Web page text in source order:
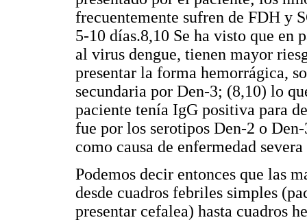
frecuentemente sufren de FDH y
5-10 días.8,10 Se ha visto que en
al virus dengue, tienen mayor
presentar la forma hemorrágica,
secundaria por Den-3; (8,10) lo
paciente tenía IgG positiva para
fue por los serotipos Den-2 o
como causa de enfermedad
Podemos decir entonces que las
desde cuadros febriles simples
presentar cefalea) hasta cuadros